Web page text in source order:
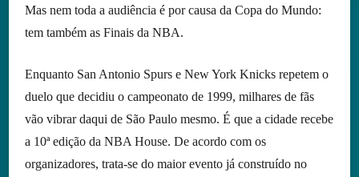
Mas nem toda a audiência é por causa da Copa do Mundo:
tem também as Finais da NBA.
Enquanto San Antonio Spurs e New York Knicks repetem o
duelo que decidiu o campeonato de 1999, milhares de fãs
vão vibrar daqui de São Paulo mesmo. É que a cidade recebe
a 10ª edição da NBA House. De acordo com os
organizadores, trata-se do maior evento já construído no